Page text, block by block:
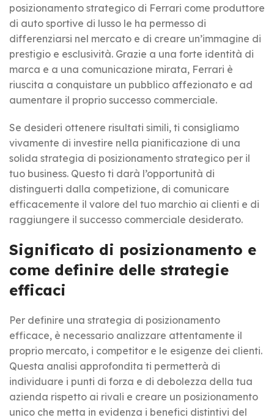
posizionamento strategico di Ferrari come produttore
di auto sportive di lusso le ha permesso di
differenziarsi nel mercato e di creare un’immagine di
prestigio e esclusività. Grazie a una forte identità di
marca e a una comunicazione mirata, Ferrari è
riuscita a conquistare un pubblico affezionato e ad
aumentare il proprio successo commerciale.
Se desideri ottenere risultati simili, ti consigliamo
vivamente di investire nella pianificazione di una
solida strategia di posizionamento strategico per il
tuo business. Questo ti darà l’opportunità di
distinguerti dalla competizione, di comunicare
efficacemente il valore del tuo marchio ai clienti e di
raggiungere il successo commerciale desiderato.
Significato di posizionamento e
come definire delle strategie
efficaci
Per definire una strategia di posizionamento
efficace, è necessario analizzare attentamente il
proprio mercato, i competitor e le esigenze dei clienti.
Questa analisi approfondita ti permetterà di
individuare i punti di forza e di debolezza della tua
azienda rispetto ai rivali e creare un posizionamento
unico che metta in evidenza i benefici distintivi del